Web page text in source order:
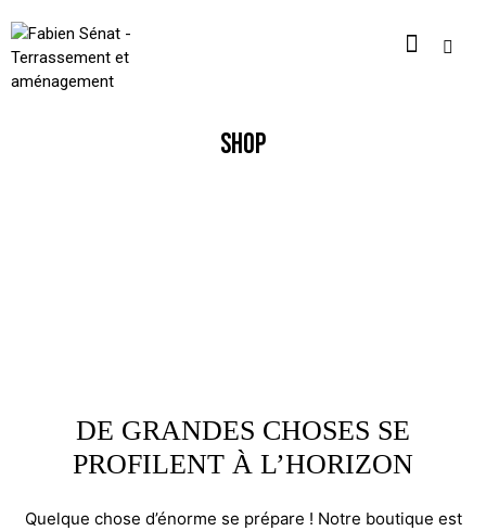
SHOP
DE GRANDES CHOSES SE
PROFILENT À L’HORIZON
Quelque chose d’énorme se prépare ! Notre boutique est